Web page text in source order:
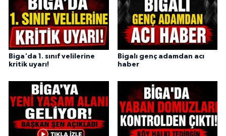
Biga'da 1. sınıf velilerine
kritik uyarı!
Bigalı genç adamdan acı
haber